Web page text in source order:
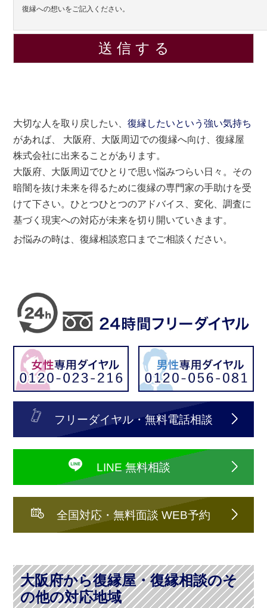
復縁への想いをご記入ください。
大切な人を取り戻したい、復縁したいという強い気持ち
があれば、 大阪府、大阪周辺での復縁へ向け、復縁屋
株式会社に出来ることがあります。
大阪府、大阪周辺でひとりで思い悩みつらい日々。その
暗闇を抜け未来を得るために復縁の専門家の手助けを受
けて下さい。ひとつひとつのアドバイス、変化、調査に
基づく現実への対応が未来を切り開いていきます。
お悩みの時は、復縁相談窓口までご相談ください。
フリーダイヤル・無料電話相談
LINE 無料相談
全国対応・無料面談 WEB予約
大阪府から復縁屋・復縁相談のそ
の他の対応地域